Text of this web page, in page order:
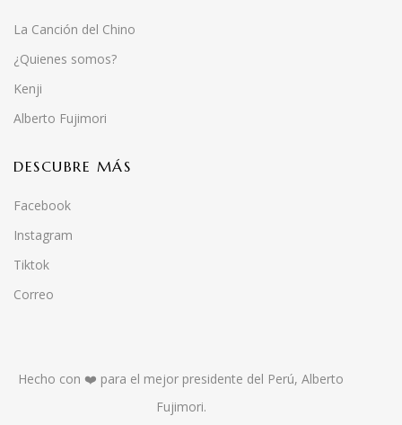
La Canción del Chino
¿Quienes somos?
Kenji
Alberto Fujimori
DESCUBRE MÁS
Facebook
Instagram
Tiktok
Correo
Hecho con ❤️ para el mejor presidente del Perú, Alberto
Fujimori.